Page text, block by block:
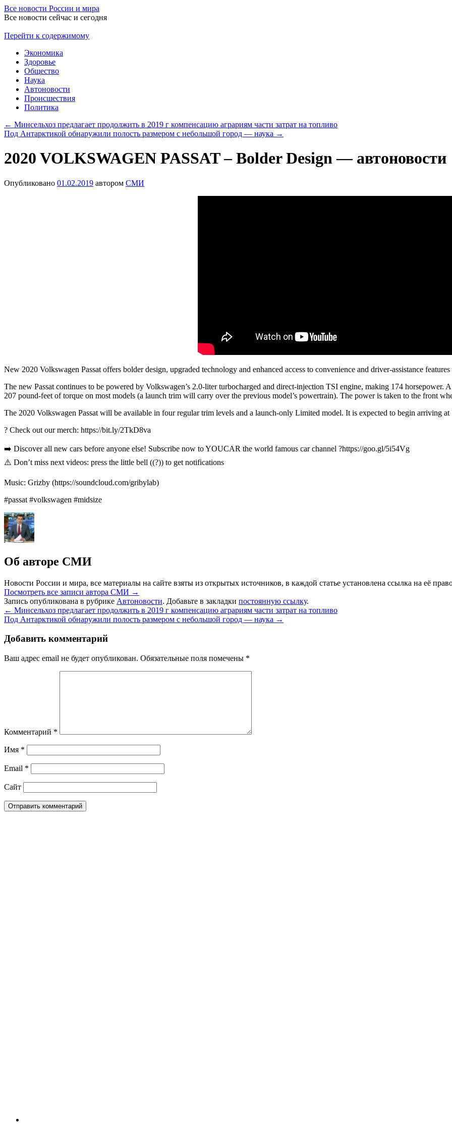
Все новости России и мира
Все новости сейчас и сегодня
Перейти к содержимому
Экономика
Здоровье
Общество
Наука
Автоновости
Происшествия
Политика
← Минсельхоз предлагает продолжить в 2019 г компенсацию аграриям части затрат на топливо
Под Антарктикой обнаружили полость размером с небольшой город — наука →
2020 VOLKSWAGEN PASSAT – Bolder Design — автоновости
Опубликовано 01.02.2019 автором СМИ
New 2020 Volkswagen Passat offers bolder design, upgraded technology and enhanced access to convenience and driver-assistance features
The new Passat continues to be powered by Volkswagen’s 2.0-liter turbocharged and direct-injection TSI engine, making 174
207 pound-feet of torque on most models (a launch trim will carry over the previous model’s powertrain). The power is taken to the front
The 2020 Volkswagen Passat will be available in four regular trim levels and a launch-only Limited model. It is expected to begin arriving
? Check out our merch: https://bit.ly/2TkD8va
➡️ Discover all new cars before anyone else! Subscribe now to YOUCAR the world famous car channel ?https://goo.gl/5i54Vg
⚠️ Don’t miss next videos: press the little bell ((?)) to get notifications
Music: Grizby (https://soundcloud.com/gribylab)
#passat #volkswagen #midsize
Об авторе СМИ
Новости России и мира, все материалы на сайте взяты из открытых источников, в каждой статье установлена ссылка на её
Посмотреть все записи автора СМИ →
Запись опубликована в рубрике Автоновости. Добавьте в закладки постоянную ссылку.
← Минсельхоз предлагает продолжить в 2019 г компенсацию аграриям части затрат на топливо
Под Антарктикой обнаружили полость размером с небольшой город — наука →
Добавить комментарий
Ваш адрес email не будет опубликован. Обязательные поля помечены *
Комментарий *
Имя *
Email *
Сайт